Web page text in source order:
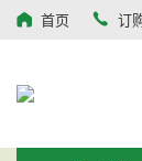
首页 订